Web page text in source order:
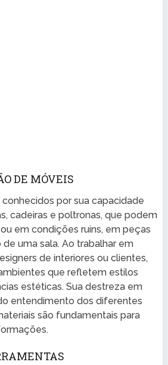
DE MÓVEIS
por sua capacidade
cadeiras e poltronas, que podem
em condições ruins, em peças
uma sala. Ao trabalhar em
de interiores ou clientes,
que refletem estilos
estéticas. Sua destreza em
entendimento dos diferentes
são fundamentais para